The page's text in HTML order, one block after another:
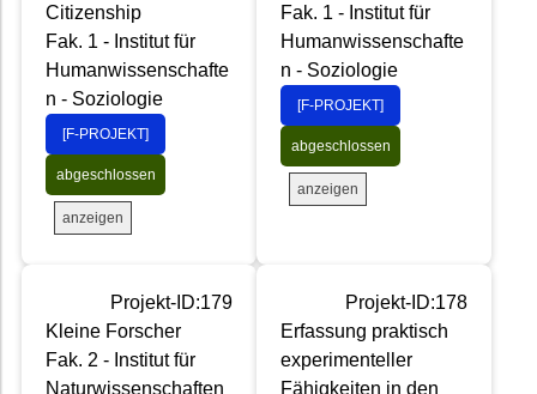
Citizenship
Fak. 1 - Institut für
Humanwissenschafte
n - Soziologie
[F-PROJEKT]
abgeschlossen
anzeigen
Fak. 1 - Institut für
Humanwissenschafte
n - Soziologie
[F-PROJEKT]
abgeschlossen
anzeigen
Projekt-ID:179
Kleine Forscher
Fak. 2 - Institut für
Naturwissenschaften
Projekt-ID:178
Erfassung praktisch
experimenteller
Fähigkeiten in den